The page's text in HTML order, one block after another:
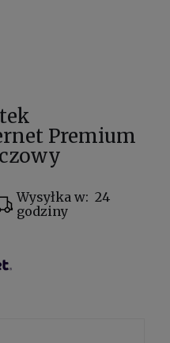
Premium
Wysyłka w: 24
godziny